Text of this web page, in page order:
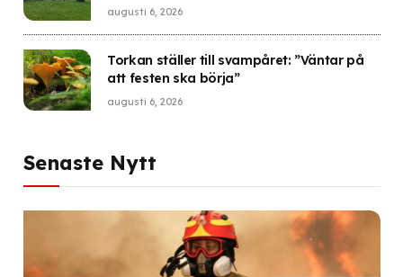
augusti 6, 2026
Torkan ställer till svampåret: ”Väntar på
att festen ska börja”
augusti 6, 2026
Senaste Nytt